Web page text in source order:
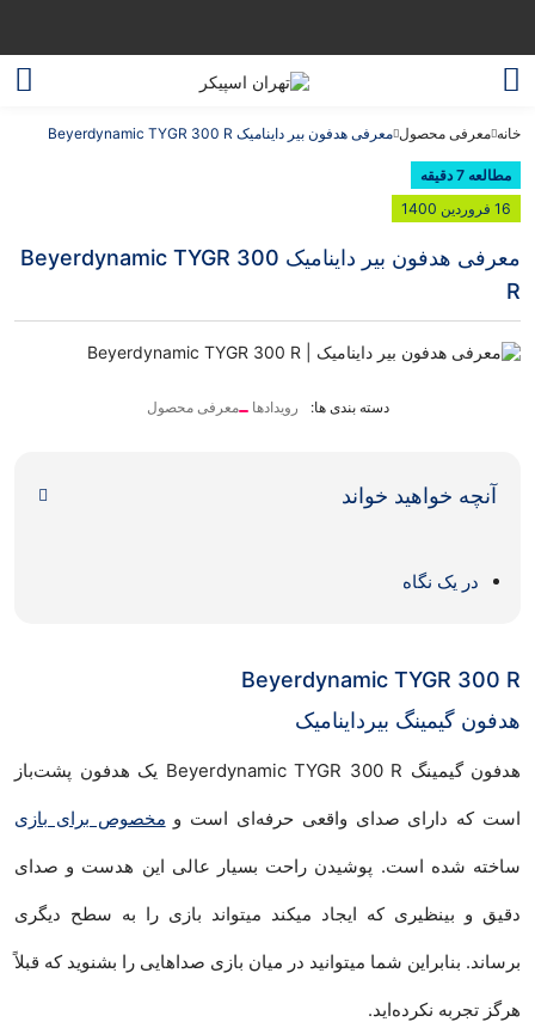
خانه معرفی محصول معرفی هدفون بیر داینامیک Beyerdynamic TYGR 300 R
مطالعه 7 دقیقه
16 فروردین 1400
معرفی هدفون بیر داینامیک Beyerdynamic TYGR 300
R
دسته بندی ها: رویدادها معرفی محصول
آنچه خواهید خواند
در یک نگاه
Beyerdynamic TYGR 300 R
هدفون گیمینگ بیرداینامیک
هدفون گیمینگ Beyerdynamic TYGR 300 R یک هدفون پشت‌باز
است که دارای صدای واقعی حرفه‌ای است و مخصوص برای بازی
ساخته شده است. پوشیدن راحت بسیار عالی این هدست و صدای
دقیق و بینظیری که ایجاد میکند میتواند بازی را به سطح دیگری
برساند. بنابراین شما میتوانید در میان بازی صداهایی را بشنوید که قبلاً
هرگز تجربه نکرده‌اید.